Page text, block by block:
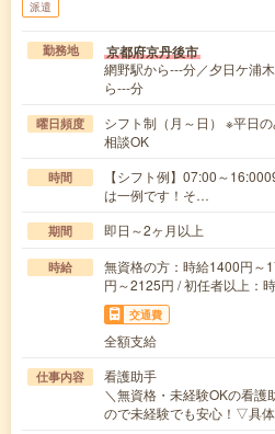
派遣
勤務地 京都府京丹後市
網野駅から---分／夕日ケ浦
ら---分
曜日頻度
シフト制（月～日） ※平日
相談OK
時間
【シフト例】07:00～
は一例です！そ…
期間 即日～2ヶ月以上
時給
無資格の方：時給1400円～
円～2125円 / 初任者以上：
交通費
全額支給
仕事内容
看護助手
＼無資格・未経験OKの看護
ので未経験でも安心！▽具